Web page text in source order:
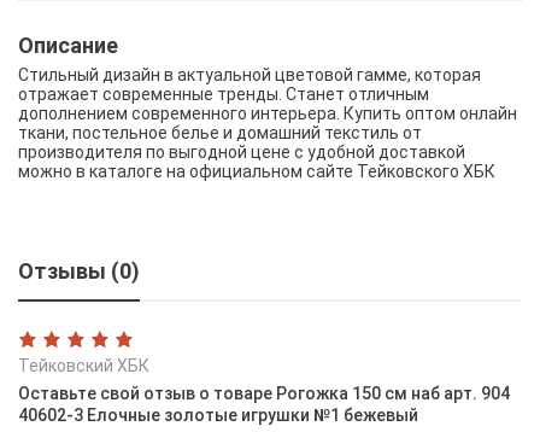
Описание
Стильный дизайн в актуальной цветовой гамме, которая
отражает современные тренды. Станет отличным
дополнением современного интерьера. Купить оптом онлайн
ткани, постельное белье и домашний текстиль от
производителя по выгодной цене с удобной доставкой
можно в каталоге на официальном сайте Тейковского ХБК
Отзывы (0)
Тейковский ХБК
Оставьте свой отзыв о товаре Рогожка 150 см наб арт. 904
40602-3 Елочные золотые игрушки №1 бежевый